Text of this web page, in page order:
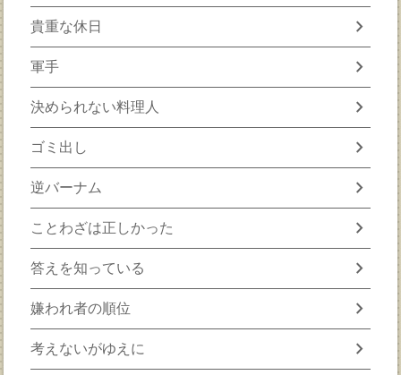
貴重な休日 chevron_right
軍手 chevron_right
決められない料理人 chevron_right
ゴミ出し chevron_right
逆バーナム chevron_right
ことわざは正しかった chevron_right
答えを知っている chevron_right
嫌われ者の順位 chevron_right
考えないがゆえに chevron_right